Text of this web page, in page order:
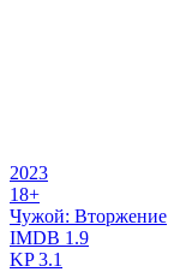
2023
18+
Чужой: Вторжение
IMDB 1.9
KP3.1